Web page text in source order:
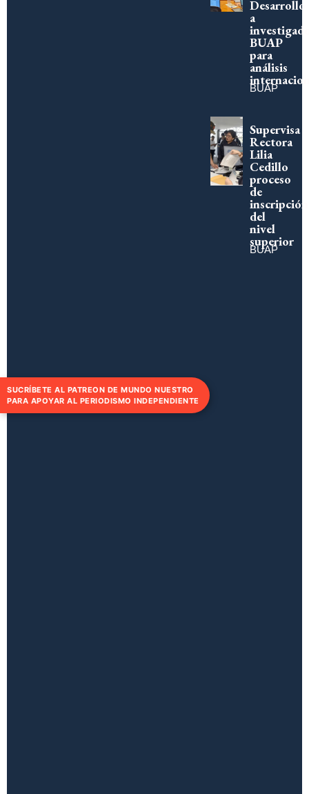
Desarrollo
a
BUAP
para
análisis
BUAP
Supervisa
Rectora
Lilia
Cedillo
proceso
de
inscripción
del
nivel
superior
BUAP
SUCRÍBETE AL PATREON DE MUNDO NUESTRO
PARA APOYAR AL PERIODISMO INDEPENDIENTE